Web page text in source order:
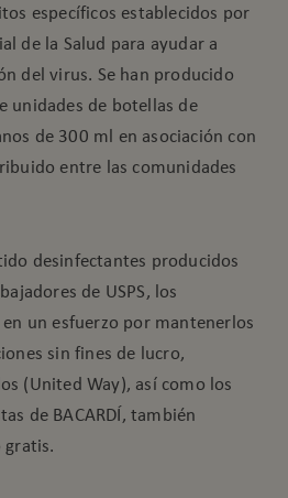
específicos establecidos por
de la Salud para ayudar a
del virus. Se han producido
unidades de botellas de
de 300 ml en asociación con
entre las comunidades
desinfectantes producidos
de USPS, los
un esfuerzo por mantenerlos
sin fines de lucro,
(United Way), así como los
de BACARDÍ, también